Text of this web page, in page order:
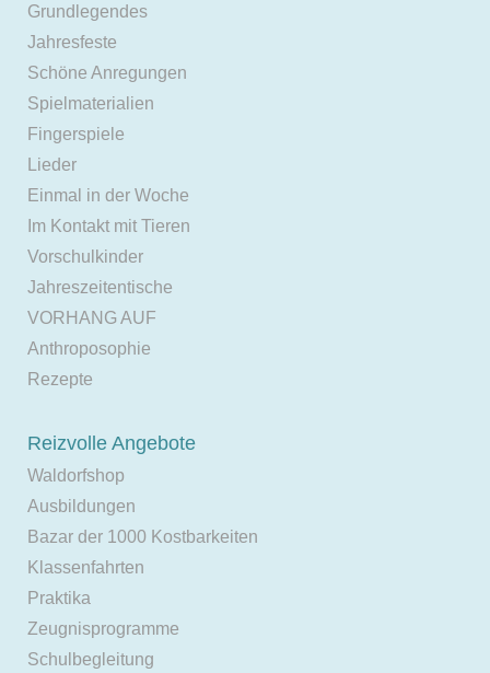
Grundlegendes
Jahresfeste
Schöne Anregungen
Spielmaterialien
Fingerspiele
Lieder
Einmal in der Woche
Im Kontakt mit Tieren
Vorschulkinder
Jahreszeitentische
VORHANG AUF
Anthroposophie
Rezepte
Reizvolle Angebote
Waldorfshop
Ausbildungen
Bazar der 1000 Kostbarkeiten
Klassenfahrten
Praktika
Zeugnisprogramme
Schulbegleitung